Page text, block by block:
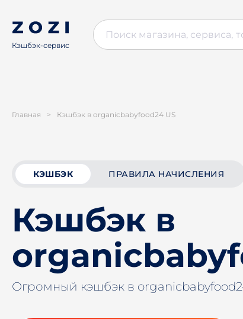
Кэшбэк-сервис
Главная > Кэшбэк в organicbabyfood24 US
КЭШБЭК ПРАВИЛА НАЧИСЛЕНИЯ
Кэшбэк в
Огромный кэшбэк в